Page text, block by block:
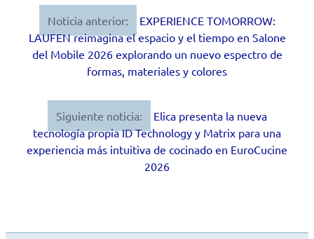
Navegación
Noticia anterior:
EXPERIENCE TOMORROW:
LAUFEN reimagina el espacio y el tiempo en Salone
del Mobile 2026 explorando un nuevo espectro de
formas, materiales y colores
Siguiente noticia:
Elica presenta la nueva
tecnología propia ID Technology y Matrix para una
experiencia más intuitiva de cocinado en EuroCucine
2026